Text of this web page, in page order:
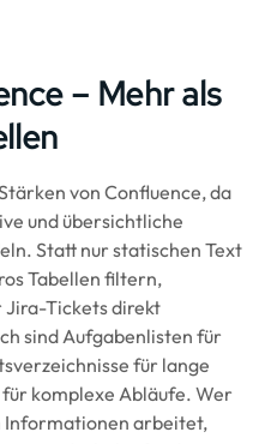
– Mehr als
von Confluence, da
und übersichtliche
Statt nur statischen Text
Tabellen filtern,
Jira-Tickets direkt
sind Aufgabenlisten für
für lange
komplexe Abläufe. Wer
arbeitet,